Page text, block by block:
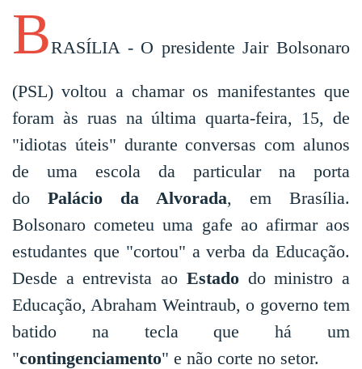
BRASÍLIA - O presidente Jair Bolsonaro
(PSL) voltou a chamar os manifestantes que
foram às ruas na última quarta-feira, 15, de
"idiotas úteis" durante conversas com alunos
de uma escola da particular na porta
do Palácio da Alvorada, em Brasília.
Bolsonaro cometeu uma gafe ao afirmar aos
estudantes que "cortou" a verba da Educação.
Desde a entrevista ao Estadodo ministro a
Educação, Abraham Weintraub, o governo tem
batido na tecla que há um
"contingenciamento" e não corte no setor.